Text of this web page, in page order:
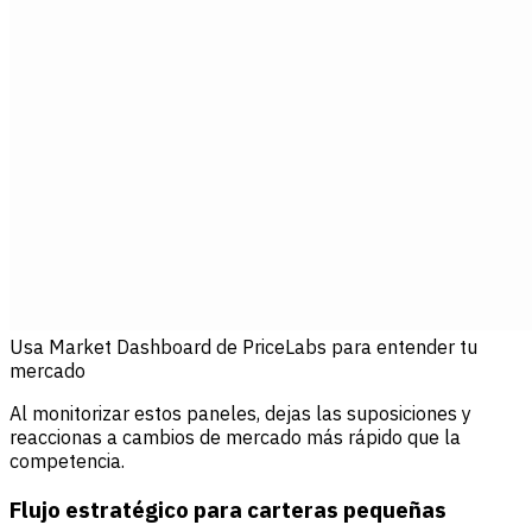
Usa Market Dashboard de PriceLabs para entender tu
mercado
Al monitorizar estos paneles, dejas las suposiciones y
reaccionas a cambios de mercado más rápido que la
competencia.
Flujo estratégico para carteras pequeñas